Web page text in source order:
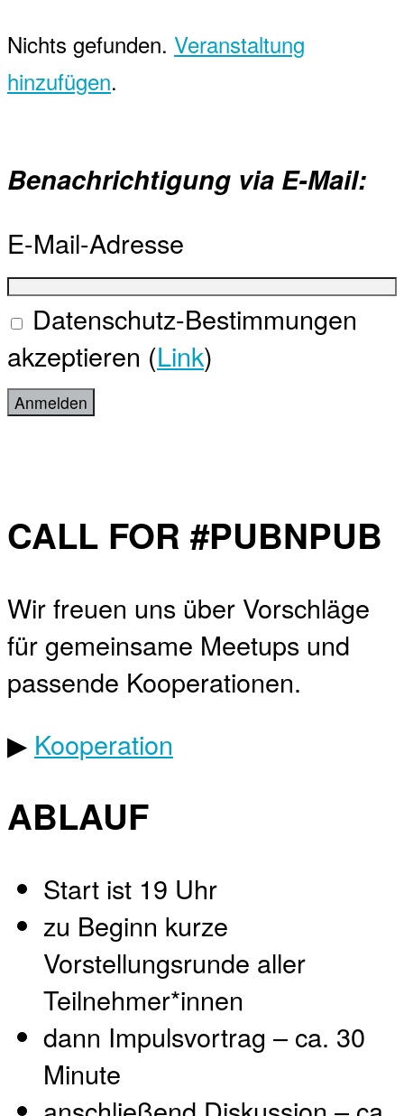
Nichts gefunden. Veranstaltung
hinzufügen.
Benachrichtigung via E-Mail:
E-Mail-Adresse
Datenschutz-Bestimmungen
akzeptieren (Link)
CALL FOR #PUBNPUB
Wir freuen uns über Vorschläge
für gemeinsame Meetups und
passende Kooperationen.
▶ Kooperation
ABLAUF
Start ist 19 Uhr
zu Beginn kurze
Vorstellungsrunde aller
Teilnehmer*innen
dann Impulsvortrag – ca. 30
Minute